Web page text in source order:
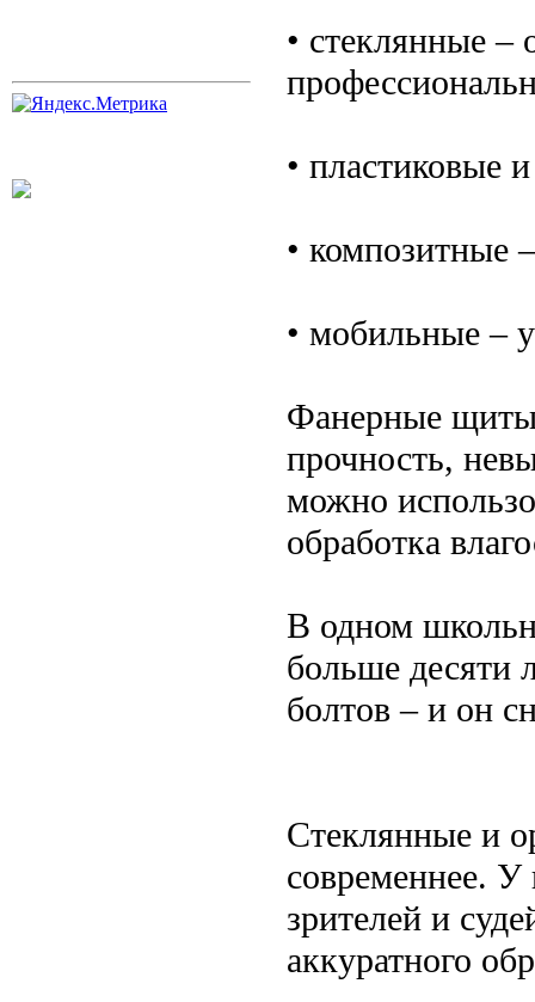
• стеклянные –
• пластиковые
• композитные
• мобильные –
Фанерные щиты
прочность,
можно
обработка
В одном
больше десяти
болтов – и он
Стеклянные и
современнее. У
зрителей и
аккуратного